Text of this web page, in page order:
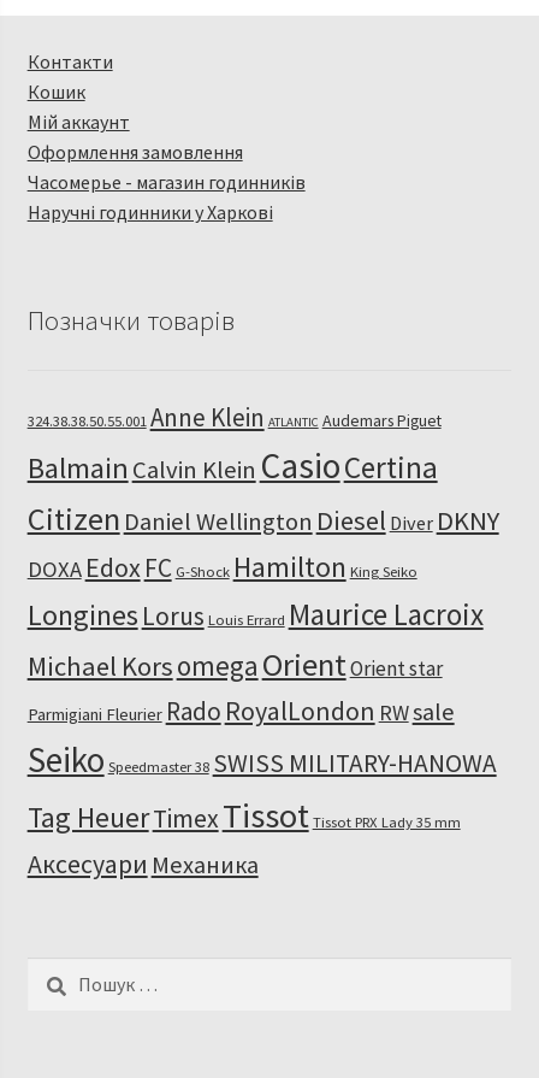
Контакти
Кошик
Мій аккаунт
Оформлення замовлення
Часомерье - магазин годинників
Наручні годинники у Харкові
Позначки товарів
324.38.38.50.55.001 Anne Klein ATLANTIC Audemars Piguet
Balmain Calvin Klein CasioCertina
Citizen Daniel Wellington Diesel Diver DKNY
DOXA EdoxFC G-Shock Hamilton King Seiko
Longines Lorus Louis Errard Maurice Lacroix
Michael Korsomega OrientOrient star
Parmigiani Fleurier Rado RoyalLondon RWsale
Seiko Speedmaster 38 SWISS MILITARY-HANOWA
Tag HeuerTimexTissot Tissot PRX Lady 35 mm
Аксесуари Механика